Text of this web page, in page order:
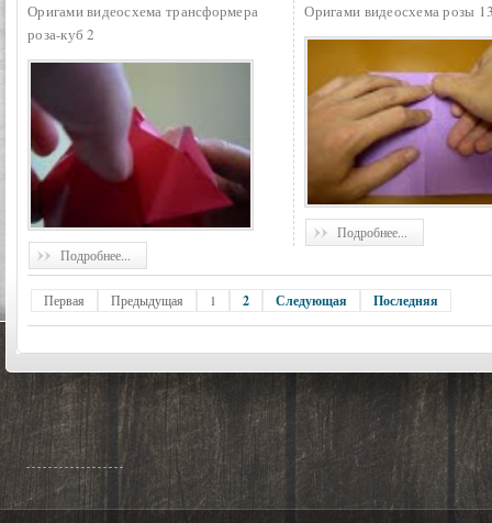
Оригами видеосхема трансформера
роза-куб 2
Подробнее...
Оригами видеосхема розы
Подробнее...
Первая Предыдущая 1 2 Следующая Последняя